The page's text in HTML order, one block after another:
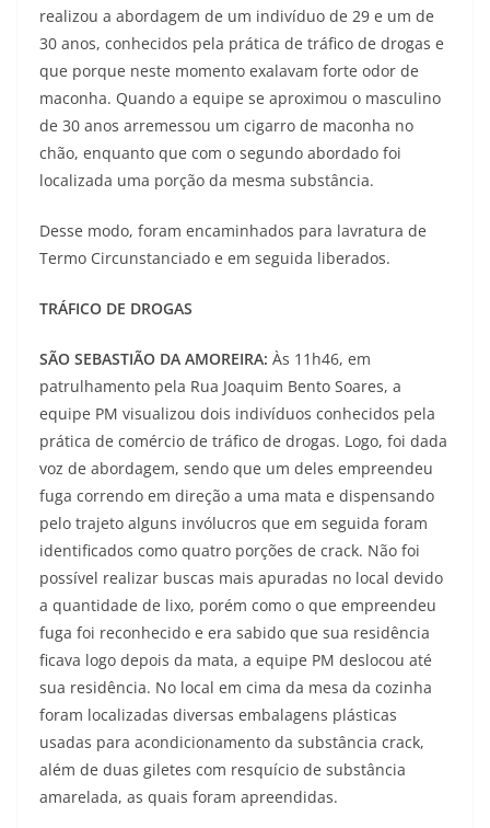
realizou a abordagem de um indivíduo de 29 e um de
30 anos, conhecidos pela prática de tráfico de drogas e
que porque neste momento exalavam forte odor de
maconha. Quando a equipe se aproximou o masculino
de 30 anos arremessou um cigarro de maconha no
chão, enquanto que com o segundo abordado foi
localizada uma porção da mesma substância.
Desse modo, foram encaminhados para lavratura de
Termo Circunstanciado e em seguida liberados.
TRÁFICO DE DROGAS
SÃO SEBASTIÃO DA AMOREIRA: Às 11h46, em
patrulhamento pela Rua Joaquim Bento Soares, a
equipe PM visualizou dois indivíduos conhecidos pela
prática de comércio de tráfico de drogas. Logo, foi dada
voz de abordagem, sendo que um deles empreendeu
fuga correndo em direção a uma mata e dispensando
pelo trajeto alguns invólucros que em seguida foram
identificados como quatro porções de crack. Não foi
possível realizar buscas mais apuradas no local devido
a quantidade de lixo, porém como o que empreendeu
fuga foi reconhecido e era sabido que sua residência
ficava logo depois da mata, a equipe PM deslocou até
sua residência. No local em cima da mesa da cozinha
foram localizadas diversas embalagens plásticas
usadas para acondicionamento da substância crack,
além de duas giletes com resquício de substância
amarelada, as quais foram apreendidas.